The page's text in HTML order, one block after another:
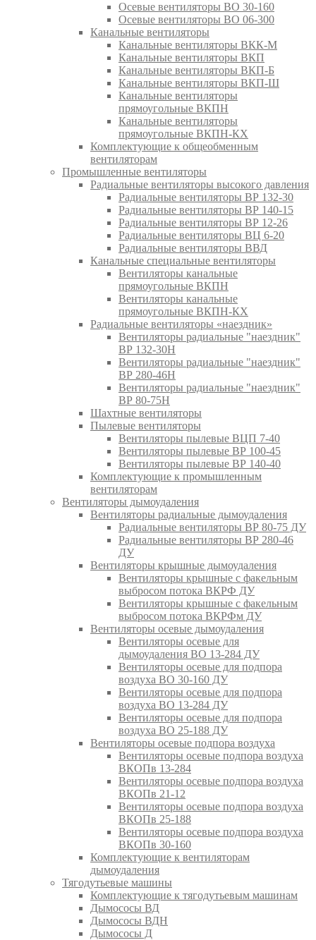
Осевые вентиляторы ВО 30-160
Осевые вентиляторы ВО 06-300
Канальные вентиляторы
Канальные вентиляторы ВКК-М
Канальные вентиляторы ВКП
Канальные вентиляторы ВКП-Б
Канальные вентиляторы ВКП-Ш
Канальные вентиляторы
прямоугольные ВКПН
Канальные вентиляторы
прямоугольные ВКПН-КХ
Комплектующие к общеобменным
вентиляторам
Промышленные вентиляторы
Радиальные вентиляторы высокого давления
Радиальные вентиляторы ВР 132-30
Радиальные вентиляторы ВР 140-15
Радиальные вентиляторы ВР 12-26
Радиальные вентиляторы ВЦ 6-20
Радиальные вентиляторы ВВД
Канальные специальные вентиляторы
Вентиляторы канальные
прямоугольные ВКПН
Вентиляторы канальные
прямоугольные ВКПН-КХ
Радиальные вентиляторы «наездник»
Вентиляторы радиальные "наездник"
ВР 132-30Н
Вентиляторы радиальные "наездник"
ВР 280-46Н
Вентиляторы радиальные "наездник"
ВР 80-75Н
Шахтные вентиляторы
Пылевые вентиляторы
Вентиляторы пылевые ВЦП 7-40
Вентиляторы пылевые ВР 100-45
Вентиляторы пылевые ВР 140-40
Комплектующие к промышленным
вентиляторам
Вентиляторы дымоудаления
Вентиляторы радиальные дымоудаления
Радиальные вентиляторы ВР 80-75 ДУ
Радиальные вентиляторы ВР 280-46
ДУ
Вентиляторы крышные дымоудаления
Вентиляторы крышные с факельным
выбросом потока ВКРФ ДУ
Вентиляторы крышные с факельным
выбросом потока ВКРФм ДУ
Вентиляторы осевые дымоудаления
Вентиляторы осевые для
дымоудаления ВО 13-284 ДУ
Вентиляторы осевые для подпора
воздуха ВО 30-160 ДУ
Вентиляторы осевые для подпора
воздуха ВО 13-284 ДУ
Вентиляторы осевые для подпора
воздуха ВО 25-188 ДУ
Вентиляторы осевые подпора воздуха
Вентиляторы осевые подпора воздуха
ВКОПв 13-284
Вентиляторы осевые подпора воздуха
ВКОПв 21-12
Вентиляторы осевые подпора воздуха
ВКОПв 25-188
Вентиляторы осевые подпора воздуха
ВКОПв 30-160
Комплектующие к вентиляторам
дымоудаления
Тягодутьевые машины
Комплектующие к тягодутьевым машинам
Дымососы ВД
Дымососы ВДН
Дымососы Д